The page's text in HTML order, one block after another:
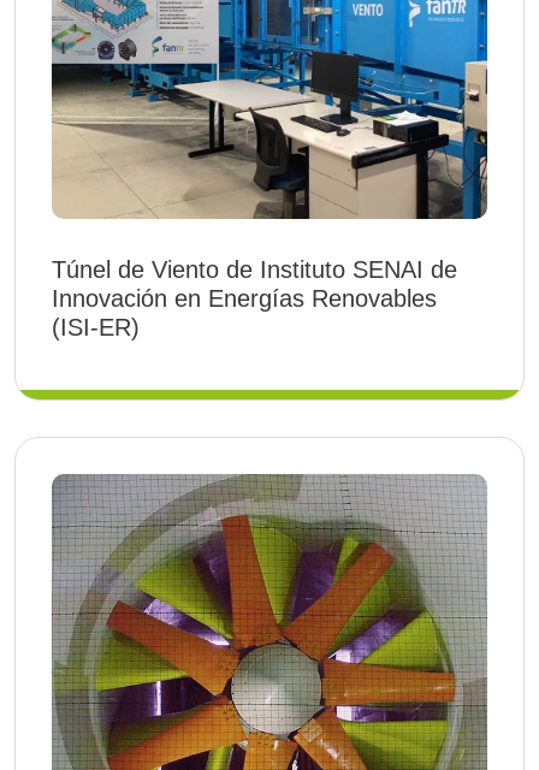
Túnel de Viento de Instituto SENAI de
Innovación en Energías Renovables
(ISI-ER)